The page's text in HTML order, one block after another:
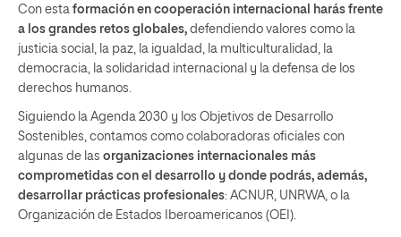
Con esta formación en cooperación internacional harás frente
a los grandes retos globales, defendiendo valores como la
justicia social, la paz, la igualdad, la multiculturalidad, la
democracia, la solidaridad internacional y la defensa de los
derechos humanos.
Siguiendo la Agenda 2030 y los Objetivos de Desarrollo
Sostenibles, contamos como colaboradoras oficiales con
algunas de las organizaciones internacionales más
comprometidas con el desarrollo y donde podrás, además,
desarrollar prácticas profesionales: ACNUR, UNRWA, o la
Organización de Estados Iberoamericanos (OEI).